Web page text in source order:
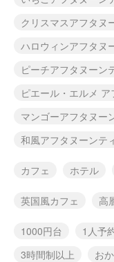
クリスマスアフタヌ
ハロウィンアフタヌ
ピーチアフタヌーン
ピエール・エルメ
マンゴーアフタヌー
和風アフタヌーンテ
カフェ ホテル
英国風カフェ 高
1000円台 1人予
3時間制以上
お